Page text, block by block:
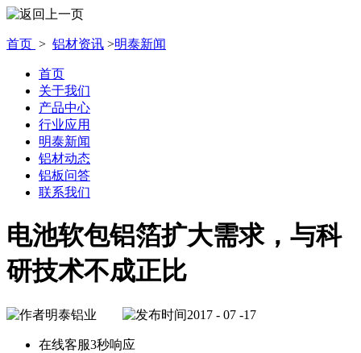
首页 > 铝材资讯 >明泰新闻
首页
关于我们
产品中心
行业应用
明泰新闻
铝材动态
铝板问答
联系我们
电池软包铝箔扩大需求，与科
研技术不成正比
明泰铝业 2017 - 07 -17
在线客服3秒响应